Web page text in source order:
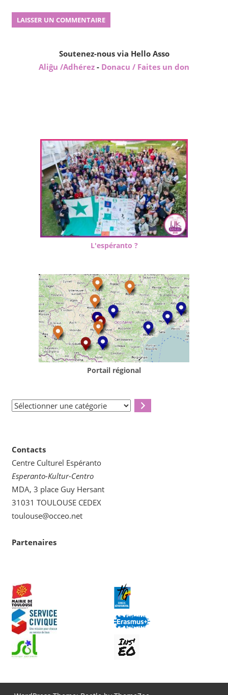
Soutenez-nous via Hello Asso
Aliĝu /Adhérez - Donacu / Faites un don
L'espéranto ?
Portail régional
Sélectionner
Contacts
Centre Culturel Espéranto
Esperanto-Kultur-Centro
MDA, 3 place Guy Hersant
31031 TOULOUSE CEDEX
toulouse@occeo.net
Partenaires